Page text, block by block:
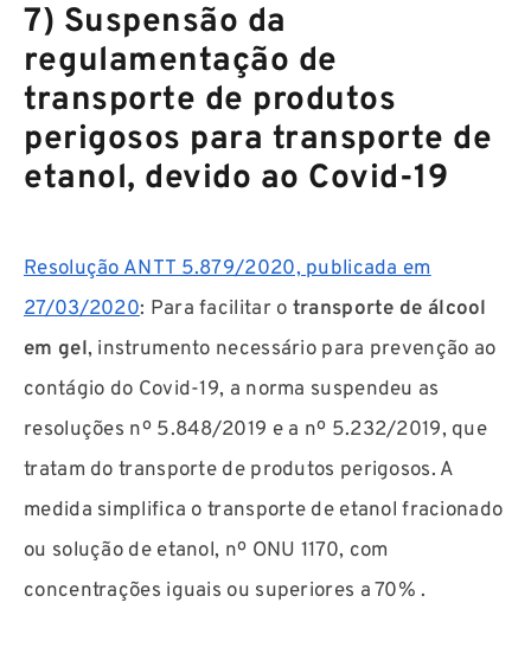
7) Suspensão da
regulamentação de
transporte de produtos
perigosos para transporte de
etanol, devido ao Covid-19
Resolução ANTT 5.879/2020, publicada em
27/03/2020: Para facilitar o transporte de álcool
em gel, instrumento necessário para prevenção ao
contágio do Covid-19, a norma suspendeu as
resoluções nº 5.848/2019 e a nº 5.232/2019, que
tratam do transporte de produtos perigosos. A
medida simplifica o transporte de etanol fracionado
ou solução de etanol, nº ONU 1170, com
concentrações iguais ou superiores a 70% .